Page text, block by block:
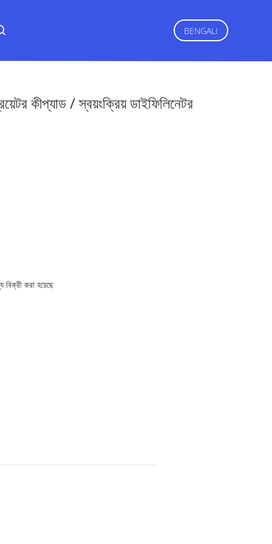
BENGALI
কীপ্যাড / স্বয়ংক্রিয় ডাইফিলিনেটর
বিক্রী করা হয়েছে